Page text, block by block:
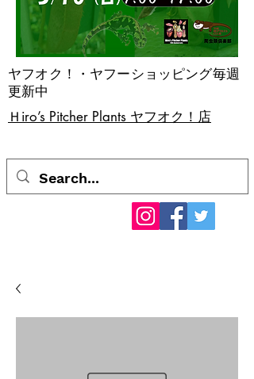
​Ｈiro’s Pitcher Plants ヤフオク！店
ヤフオク！・ヤフーショッピング毎週
更新中